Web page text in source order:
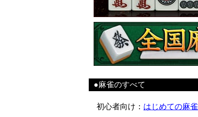
●麻雀のすべて
初心者向け ： はじめての麻雀